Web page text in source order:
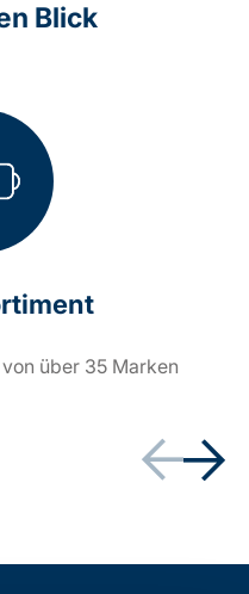
Blick
über 35 Marken